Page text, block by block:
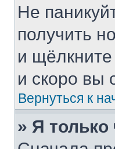
Не
получить
и
и скоро вы
Вернуться к
» Я только